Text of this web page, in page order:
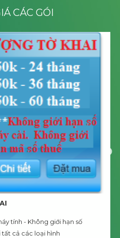
CÁC GÓI
tính - Không giới hạn số
cả các loại hình